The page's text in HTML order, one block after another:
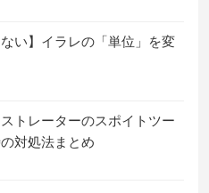
ない】イラレの「単位」を変
ストレーターのスポイトツー
対処法まとめ